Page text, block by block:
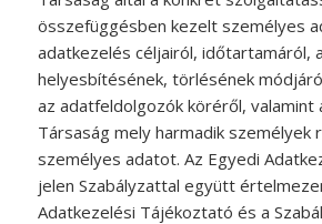
összefüggésben kezelt személyes
adatkezelés céljairól, időtartamáról,
helyesbítésének, törlésének
az adatfeldolgozók köréről, valamint
Társaság mely harmadik
személyes adatot. Az Egyedi
jelen Szabályzattal együtt
Adatkezelési Tájékoztató és a